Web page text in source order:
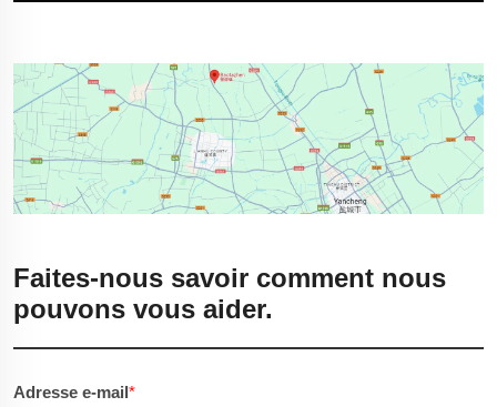
Faites-nous savoir comment nous
pouvons vous aider.
Adresse e-mail*